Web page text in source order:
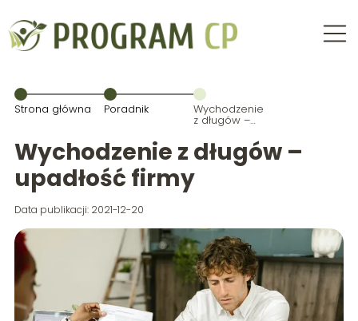
Strona główna Poradnik Wychodzenie
z długów –
upadłość
firmy
Wychodzenie z długów –
upadłość firmy
Data publikacji: 2021-12-20